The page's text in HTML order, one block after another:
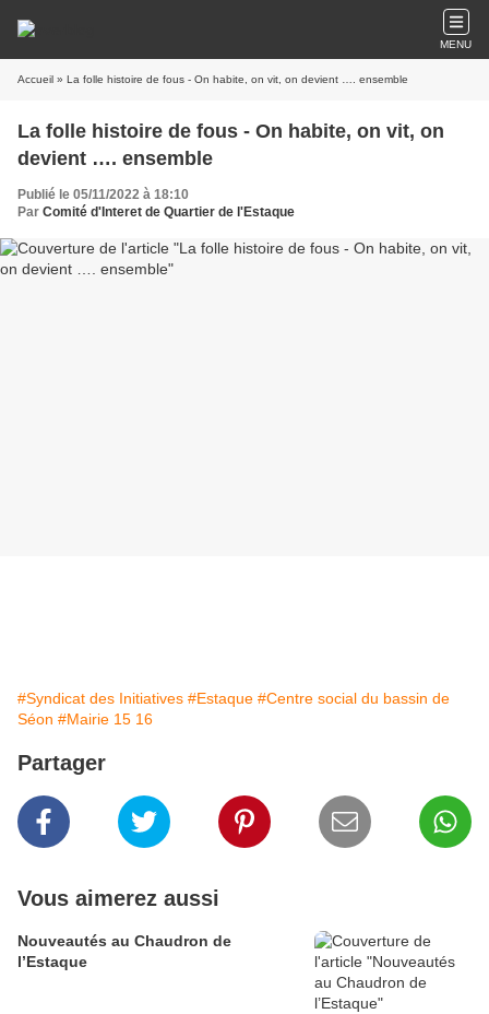
MENU
Accueil » La folle histoire de fous - On habite, on vit, on devient …. ensemble
La folle histoire de fous - On habite, on vit, on
devient …. ensemble
Publié le 05/11/2022 à 18:10
Par Comité d'Interet de Quartier de l'Estaque
#Syndicat des Initiatives #Estaque #Centre social du bassin de
Séon #Mairie 15 16
Partager
Vous aimerez aussi
Nouveautés au Chaudron de
l’Estaque